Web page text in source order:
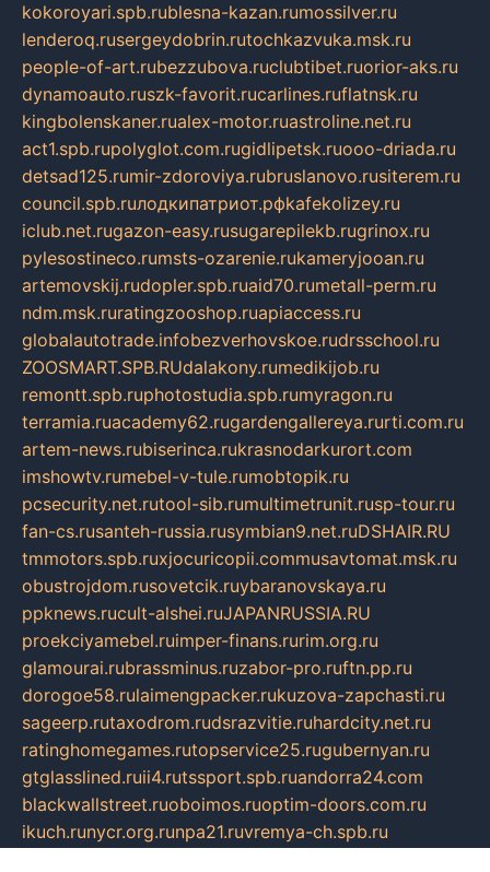
kokoroyari.spb.rublesna-kazan.rumossilver.ru
lenderoq.rusergeydobrin.rutochkazvuka.msk.ru
people-of-art.rubezzubova.ruclubtibet.ruorior-aks.ru
dynamoauto.ruszk-favorit.rucarlines.ruflatnsk.ru
kingbolenskaner.rualex-motor.ruastroline.net.ru
act1.spb.rupolyglot.com.rugidlipetsk.ruooo-driada.ru
detsad125.rumir-zdoroviya.rubruslanovo.rusiterem.ru
council.spb.ruлодкипатриот.рфkafekolizey.ru
iclub.net.rugazon-easy.rusugarepilekb.rugrinox.ru
pylesostineco.rumsts-ozarenie.rukameryjooan.ru
artemovskij.rudopler.spb.ruaid70.rumetall-perm.ru
ndm.msk.ruratingzooshop.ruapiaccess.ru
globalautotrade.infobezverhovskoe.rudrsschool.ru
ZOOSMART.SPB.RUdalakony.rumedikijob.ru
remontt.spb.ruphotostudia.spb.rumyragon.ru
terramia.ruacademy62.rugardengallereya.rurti.com.ru
artem-news.rubiserinca.rukrasnodarkurort.com
imshowtv.rumebel-v-tule.rumobtopik.ru
pcsecurity.net.rutool-sib.rumultimetrunit.rusp-tour.ru
fan-cs.rusanteh-russia.rusymbian9.net.ruDSHAIR.RU
tmmotors.spb.ruxjocuricopii.commusavtomat.msk.ru
obustrojdom.rusovetcik.ruybaranovskaya.ru
ppknews.rucult-alshei.ruJAPANRUSSIA.RU
proekciyamebel.ruimper-finans.rurim.org.ru
glamourai.rubrassminus.ruzabor-pro.ruftn.pp.ru
dorogoe58.rulaimengpacker.rukuzova-zapchasti.ru
sageerp.rutaxodrom.rudsrazvitie.ruhardcity.net.ru
ratinghomegames.rutopservice25.rugubernyan.ru
gtglasslined.ruii4.rutssport.spb.ruandorra24.com
blackwallstreet.ruoboimos.ruoptim-doors.com.ru
ikuch.runycr.org.runpa21.ruvremya-ch.spb.ru